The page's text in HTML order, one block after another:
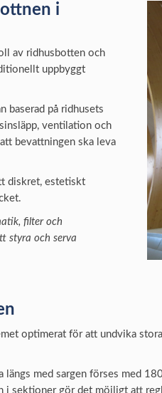
i
av ridhusbotten och
uppbyggt
baserad på ridhusets
ventilation och
bevattningen ska leva
diskret, estetiskt
filter och
styra och serva
optimerat för att undvika
med sargen förses med
sektioner gör det möjligt att